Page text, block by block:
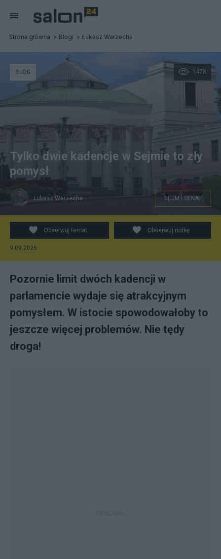
Strona główna Blogi Łukasz Warzecha
Źródło: Sejm RP
1478
BLOG
Tylko dwie kadencje w Sejmie to zły
pomysł
Łukasz Warzecha SEJM I SENAT
Obserwuj temat Obserwuj notkę
9.09.2025
Pozornie limit dwóch kadencji w
parlamencie wydaje się atrakcyjnym
pomysłem. W istocie spowodowałoby to
jeszcze więcej problemów. Nie tędy
droga!